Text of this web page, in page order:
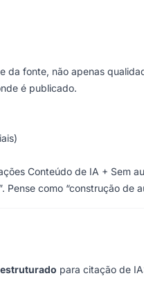
da fonte, não apenas
é publicado.
Conteúdo de IA + Sem
Pense como “construção de
para citação de